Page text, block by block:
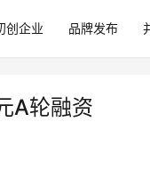
创企业 品牌发布
A轮融资